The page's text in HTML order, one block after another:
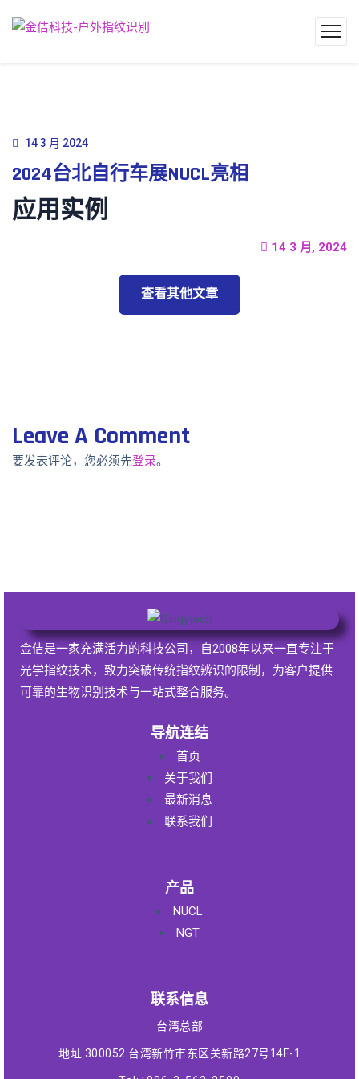
14 3 月 2024
2024台北自行车展NUCL亮相
应用实例
14 3 月, 2024
查看其他文章
Leave A Comment
要发表评论，您必须先登录。
金佶是一家充满活力的科技公司，自2008年以来一直专注于
光学指纹技术，致力突破传统指纹辨识的限制，为客户提供
可靠的生物识别技术与一站式整合服务。
导航连结
首页
关于我们
最新消息
联系我们
产品
NUCL
NGT
联系信息
台湾总部
地址 300052 台湾新竹市东区关新路27号14F-1